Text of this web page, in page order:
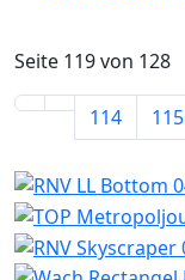
Seite 119 von 128
114 115